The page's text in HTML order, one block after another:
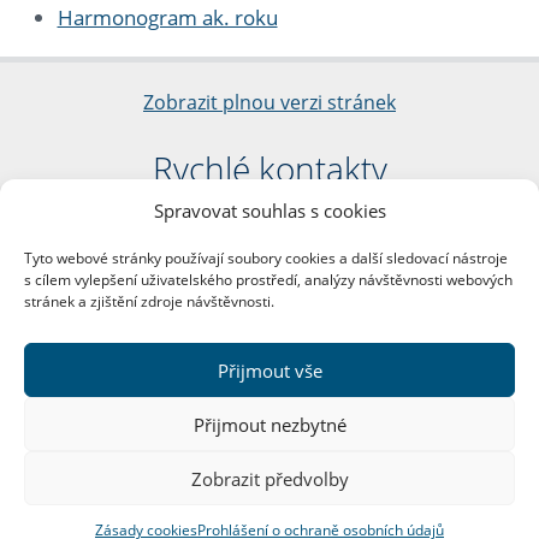
Spravovat souhlas s cookies
Tyto webové stránky používají soubory cookies a další sledovací nástroje
s cílem vylepšení uživatelského prostředí, analýzy návštěvnosti webových
stránek a zjištění zdroje návštěvnosti.
Přijmout vše
Přijmout nezbytné
Zobrazit předvolby
Zásady cookiesProhlášení o ochraně osobních údajů
Harmonogram ak. roku
Zobrazit plnou verzi stránek
Rychlé kontakty
Filozofická fakulta
nám. Jana Palacha 1/2
116 38 Praha 1
DIČ: CZ00216208
Další kontakty